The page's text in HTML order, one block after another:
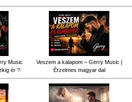
Music
ér ?
Veszem a kalapom – Gerry Music |
Érzelmes magyar dal